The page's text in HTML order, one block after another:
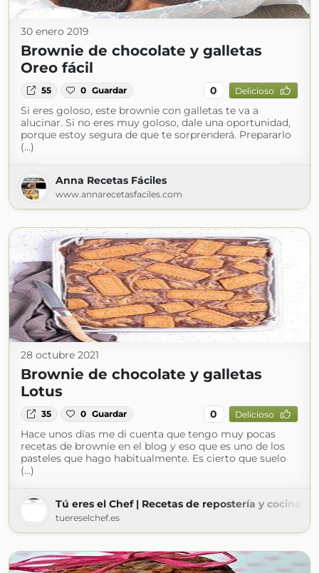
30 enero 2019
Brownie de chocolate y galletas
Oreo fácil
55 0 Guardar 0 Delicioso
Si eres goloso, este brownie con galletas te va a
alucinar. Si no eres muy goloso, dale una oportunidad,
porque estoy segura de que te sorprenderá. Prepararlo
(...)
Anna Recetas Fáciles
www.annarecetasfaciles.com
28 octubre 2021
Brownie de chocolate y galletas
Lotus
35 0 Guardar 0 Delicioso
Hace unos días me di cuenta que tengo muy pocas
recetas de brownie en el blog y eso que es uno de los
pasteles que hago habitualmente. Es cierto que suelo
(...)
Tú eres el Chef | Recetas de repostería y cocina -
tuereselchef.es